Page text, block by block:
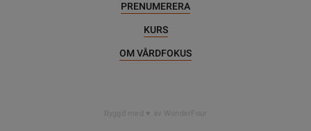
PRENUMERERA
KURS
OM VÅRDFOKUS
Byggd med av WonderFour